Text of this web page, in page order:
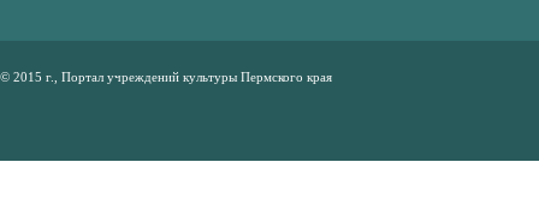
© 2015 г., Портал учреждений культуры Пермского края